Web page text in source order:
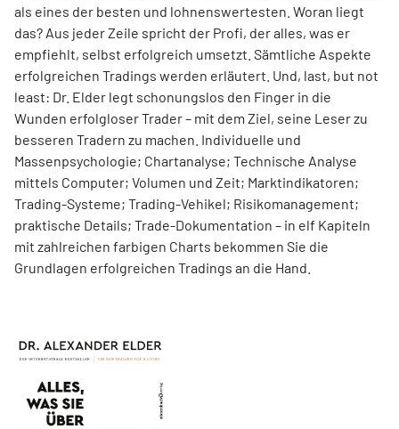
als eines der besten und lohnenswertesten. Woran liegt
das? Aus jeder Zeile spricht der Profi, der alles, was er
empfiehlt, selbst erfolgreich umsetzt. Sämtliche Aspekte
erfolgreichen Tradings werden erläutert. Und, last, but not
least: Dr. Elder legt schonungslos den Finger in die
Wunden erfolgloser Trader – mit dem Ziel, seine Leser zu
besseren Tradern zu machen. Individuelle und
Massenpsychologie; Chartanalyse; Technische Analyse
mittels Computer; Volumen und Zeit; Marktindikatoren;
Trading-Systeme; Trading-Vehikel; Risikomanagement;
praktische Details; Trade-Dokumentation – in elf Kapiteln
mit zahlreichen farbigen Charts bekommen Sie die
Grundlagen erfolgreichen Tradings an die Hand.